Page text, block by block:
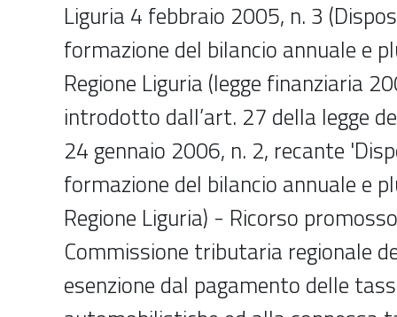
Liguria 4 febbraio 2005, n. 3
formazione del bilancio annuale e
Regione Liguria (legge finanziaria
introdotto dall’art. 27 della legge
24 gennaio 2006, n. 2, recante
formazione del bilancio annuale e
Regione Liguria) - Ricorso
Commissione tributaria regionale
esenzione dal pagamento delle